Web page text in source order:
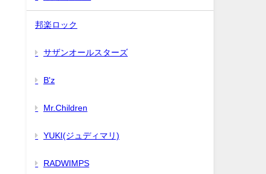
邦楽ロック
サザンオールスターズ
B'z
Mr.Children
YUKI(ジュディマリ)
RADWIMPS